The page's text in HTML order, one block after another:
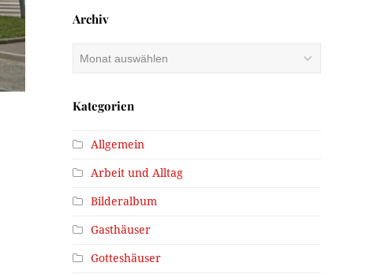
Archiv
Archiv
Kategorien
Allgemein
Arbeit und Alltag
Bilderalbum
Gasthäuser
Gotteshäuser